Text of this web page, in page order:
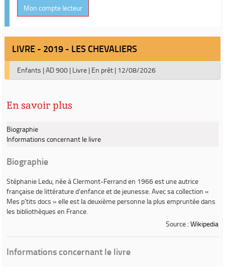
Mon compte lecteur
LIVRE - 2019 - LES CHEVALIERS
Enfants | AD 900 | Livre | En prêt | 12/08/2026
En savoir plus
Biographie
Informations concernant le livre
Biographie
Stéphanie Ledu, née à Clermont-Ferrand en 1966 est une autrice
française de littérature d'enfance et de jeunesse. Avec sa collection «
Mes p’tits docs » elle est la deuxième personne la plus empruntée dans
les bibliothèques en France.
Source : Wikipedia
Informations concernant le livre